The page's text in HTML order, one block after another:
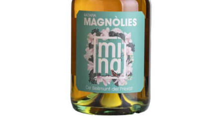
Catas y Actividades